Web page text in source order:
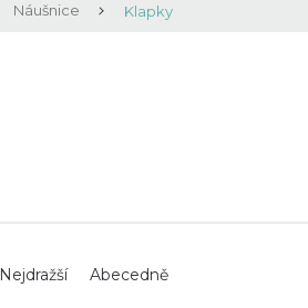
Náušnice Klapky
Nejdražší Abecedně